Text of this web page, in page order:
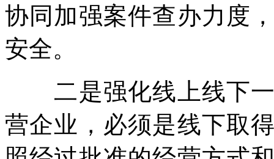
协同加强案件查办力度
安全。
二是强化线上线下一
营企业，必须是线下取